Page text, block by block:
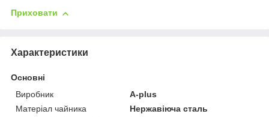
Приховати
Характеристики
Основні
Виробник
A-plus
Матеріал чайника
Нержавіюча сталь